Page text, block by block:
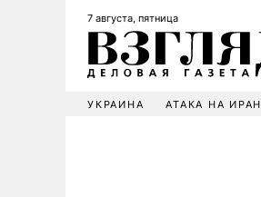
7 августа, пятница
УКРАИНА АТАКА НА ИРАН